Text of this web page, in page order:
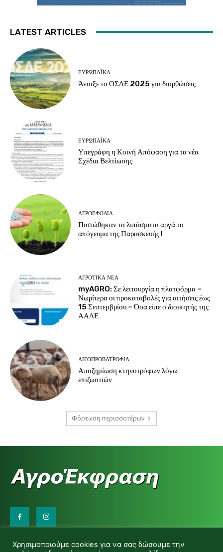
LATEST ARTICLES
ΕΥΡΩΠΑΪΚΆ
Άνοιξε το ΟΣΔΕ 2025 για διορθώσεις
ΕΥΡΩΠΑΪΚΆ
Υπεγράφη η Κοινή Απόφαση για τα νέα
Σχέδια Βελτίωσης
ΑΓΡΟΕΦΌΔΙΑ
Πιστώθηκαν τα λιπάσματα αργά το
απόγευμα της Παρασκευής !
ΑΓΡΟΤΙΚΆ ΝΈΑ
myAGRO: Σε λειτουργία η πλατφόρμα –
Νωρίτερα οι προκαταβολές για αιτήσεις έως
15 Σεπτεμβρίου – Όσα είπε ο διοικητής της
ΑΑΔΕ
ΑΙΓΟΠΡΟΒΑΤΡΟΦΊΑ
Αποζημίωση κτηνοτρόφων λόγω
επιζωοτιών
Φόρτωση περισσοτέρων
d.makas@yahoo.gr
Χρησιμοποιούμε cookies για να σας δώσουμε την